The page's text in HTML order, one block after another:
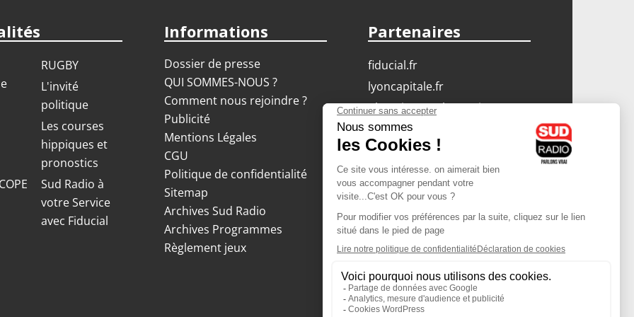
RUGBY
L'invité
politique
Les courses
hippiques et
pronostics
Sud Radio à
votre Service
avec Fiducial
Informations
Dossier de presse
QUI SOMMES-NOUS ?
Comment nous rejoindre ?
Publicité
Mentions Légales
CGU
Politique de confidentialité
Sitemap
Archives Sud Radio
Archives Programmes
Règlement jeux
Partenaires
fiducial.fr
lyoncapitale.fr
olympique-et-lyonnais.com
L'application Iphone
/ Android
Téléchargez l'application
Les cookies
Gestion des cookies